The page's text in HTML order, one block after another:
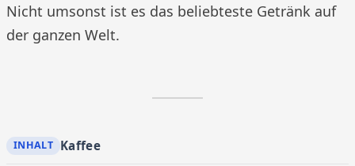
Nicht umsonst ist es das beliebteste Getränk auf
der ganzen Welt.
Kaffee